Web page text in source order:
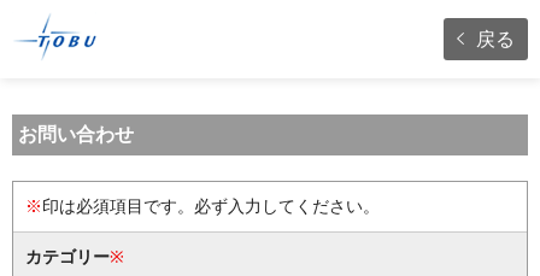
戻る
お問い合わせ
※印は必須項目です。必ず入力してください。
カテゴリー※